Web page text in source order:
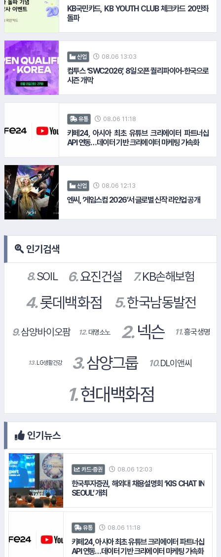
KB국민카드, KB YOUTH CLUB 체크카드 20만좌
돌파
산업 08.06 13:03
컴투스 ‘SWC2026’, 8일 오픈 퀄리파이어-한국으로
시즌 개막
유통 08.06 11:18
카페24, 아시아 최초 유튜브 크리에이터 파트너십
API 연동…데이터 기반 크리에이터 마케팅 가속화
산업 08.06 12:13
엔씨, ‘게임스컴 2026’서 글로벌 신작 라인업 공개
인기검색
12.대명소노
인기뉴스
카드·증권 08.06 12:03
한국투자증권, 해외대 채용설명회 ‘KIS CHAT IN
SEOUL’ 개최
유통 08.06 11:18
카페24, 아시아 최초 유튜브 크리에이터 파트너십
API 연동…데이터 기반 크리에이터 마케팅 가속화
#키움증권
#펄어비스
#스마일게이트
#웰컴저축은행
#대신증권